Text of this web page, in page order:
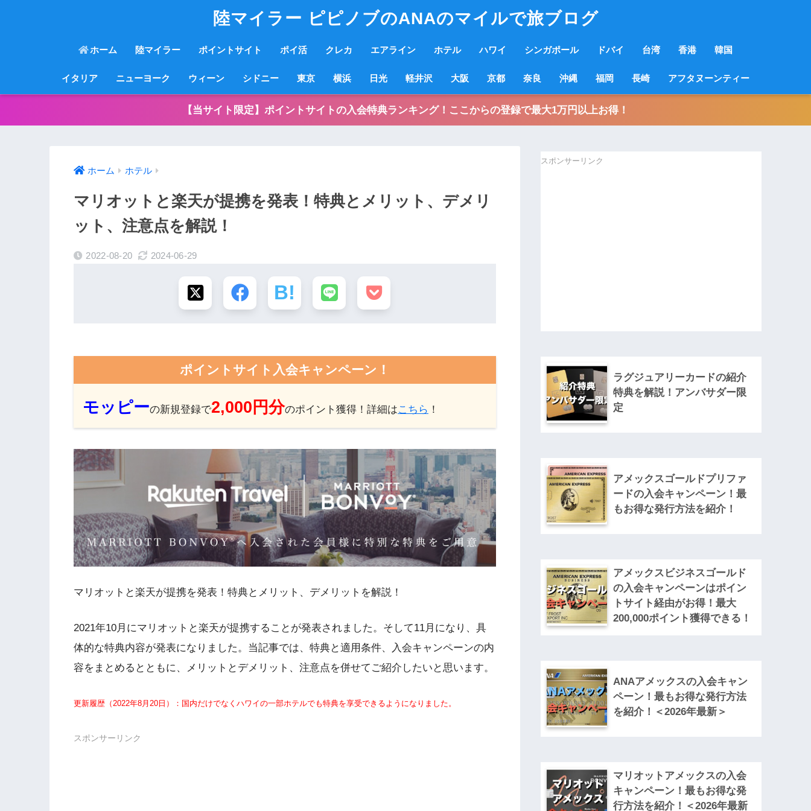
陸マイラー ピピノブのANAのマイルで旅ブログ
ホーム 陸マイラー ポイントサイト ポイ活 クレカ エアライン ホテル ハワイ シンガポール ドバイ 台湾 香港 韓国
イタリア ニューヨーク ウィーン シドニー 東京 横浜 日光 軽井沢 大阪 京都 奈良 沖縄 福岡 長崎 アフタヌーンティー
【当サイト限定】ポイントサイトの入会特典ランキング！ここからの登録で最大1万円以上お得！
ホーム ホテル
マリオットと楽天が提携を発表！特典とメリット、デメリ
ット、注意点を解説！
2022-08-20 2024-06-29
ポイントサイト入会キャンペーン！
モッピーの新規登録で2,000円分のポイント獲得！詳細はこちら ！
マリオットと楽天が提携を発表！特典とメリット、デメリットを解説！
2021年10月にマリオットと楽天が提携することが発表されました。そして11月になり、具
体的な特典内容が発表になりました。当記事では、特典と適用条件、入会キャンペーンの内
容をまとめるとともに、メリットとデメリット、注意点を併せてご紹介したいと思います。
更新履歴（2022年8月20日）：国内だけでなくハワイの一部ホテルでも特典を享受できるようになりました。
スポンサーリンク
スポンサーリンク
ラグジュアリーカードの紹介
特典を解説！アンバサダー限
定
アメックスゴールドプリファ
ードの入会キャンペーン！最
もお得な発行方法を紹介！
アメックスビジネスゴールド
の入会キャンペーンはポイン
トサイト経由がお得！最大
200,000ポイント獲得できる！
ANAアメックスの入会キャン
ペーン！最もお得な発行方法
を紹介！＜2026年最新＞
マリオットアメックスの入会
キャンペーン！最もお得な発
行方法を紹介！＜2026年最新